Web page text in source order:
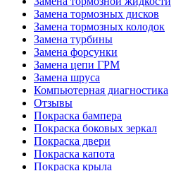
Замена тормозных дисков
Замена тормозных колодок
Замена турбины
Замена форсунки
Замена цепи ГРМ
Замена шруса
Компьютерная диагностика
Отзывы
Покраска бампера
Покраска боковых зеркал
Покраска двери
Покраска капота
Покраска крыла